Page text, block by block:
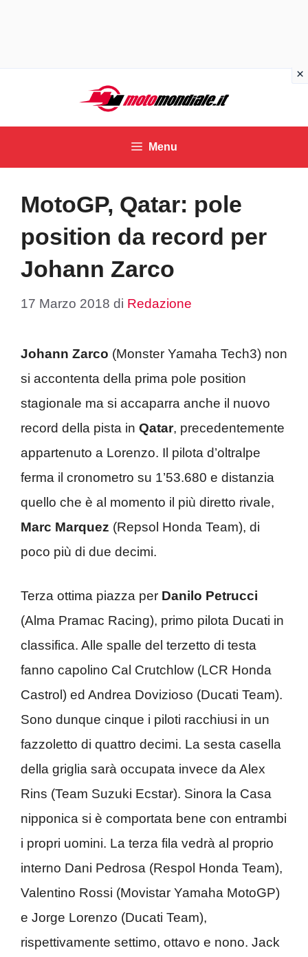
contenuto
Menu
MotoGP, Qatar: pole
position da record per
Johann Zarco
17 Marzo 2018 di Redazione
Johann Zarco (Monster Yamaha Tech3) non
si accontenta della prima pole position
stagionale ma si accaparra anche il nuovo
record della pista in Qatar, precedentemente
appartenuto a Lorenzo. Il pilota d’oltralpe
ferma il cronometro su 1’53.680 e distanzia
quello che è al momento il più diretto rivale,
Marc Marquez (Repsol Honda Team), di
poco più di due decimi.
Terza ottima piazza per Danilo Petrucci
(Alma Pramac Racing), primo pilota Ducati in
classifica. Alle spalle del terzetto di testa
fanno capolino Cal Crutchlow (LCR Honda
Castrol) ed Andrea Dovizioso (Ducati Team).
Sono dunque cinque i piloti racchiusi in un
fazzoletto di quattro decimi. La sesta casella
della griglia sarà occupata invece da Alex
Rins (Team Suzuki Ecstar). Sinora la Casa
nipponica si è comportata bene con entrambi
i propri uomini. La terza fila vedrà al proprio
interno Dani Pedrosa (Respol Honda Team),
Valentino Rossi (Movistar Yamaha MotoGP)
e Jorge Lorenzo (Ducati Team),
rispettivamente settimo, ottavo e nono. Jack